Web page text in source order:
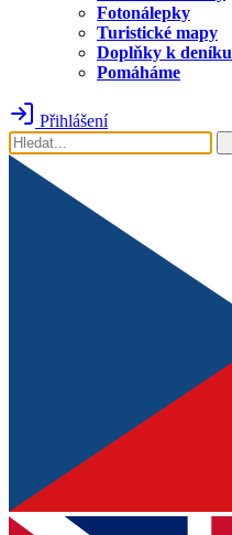
Fotonálepky
Turistické mapy
Doplňky k deníku
Pomáháme
Přihlášení